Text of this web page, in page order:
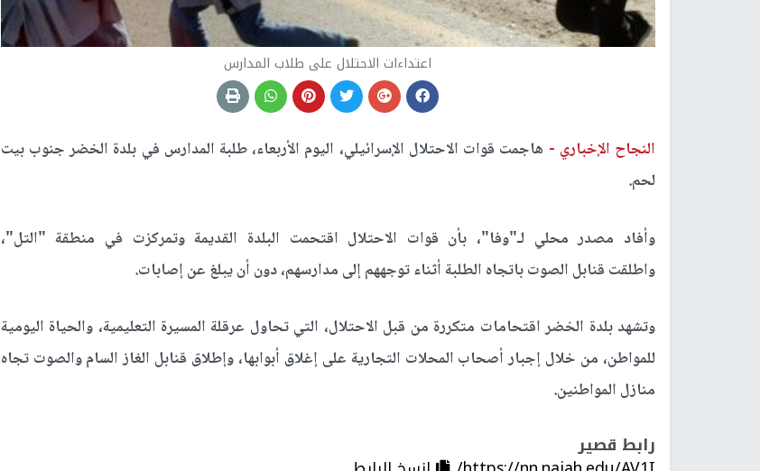
اعتداءات الاحتلال على طلاب المدارس
النجاح الإخباري - هاجمت قوات الاحتلال الإسرائيلي، اليوم الأربعاء، طلبة المدارس في بلدة الخضر جنوب بيت
لحم.
وأفاد مصدر محلي لـ"وفا"، بأن قوات الاحتلال اقتحمت البلدة القديمة وتمركزت في منطقة "التل"،
واطلقت قنابل الصوت باتجاه الطلبة أثناء توجههم إلى مدارسهم، دون أن يبلغ عن إصابات.
وتشهد بلدة الخضر اقتحامات متكررة من قبل الاحتلال، التي تحاول عرقلة المسيرة التعليمية، والحياة اليومية
للمواطن، من خلال إجبار أصحاب المحلات التجارية على إغلاق أبوابها، وإطلاق قنابل الغاز السام والصوت تجاه
منازل المواطنين.
رابط قصير